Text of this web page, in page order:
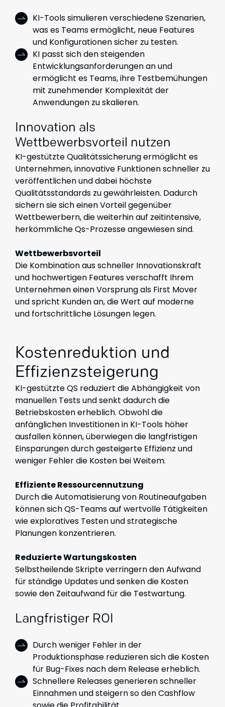
KI-Tools simulieren verschiedene Szenarien,
was es Teams ermöglicht, neue Features
und Konfigurationen sicher zu testen.
KI passt sich den steigenden
Entwicklungsanforderungen an und
ermöglicht es Teams, ihre Testbemühungen
mit zunehmender Komplexität der
Anwendungen zu skalieren.
Innovation als
Wettbewerbsvorteil nutzen
KI-gestützte Qualitätssicherung ermöglicht es
Unternehmen, innovative Funktionen schneller zu
veröffentlichen und dabei höchste
Qualitätsstandards zu gewährleisten. Dadurch
sichern sie sich einen Vorteil gegenüber
Wettbewerbern, die weiterhin auf zeitintensive,
herkömmliche Qs-Prozesse angewiesen sind.
Wettbewerbsvorteil
Die Kombination aus schneller Innovationskraft
und hochwertigen Features verschafft Ihrem
Unternehmen einen Vorsprung als First Mover
und spricht Kunden an, die Wert auf moderne
und fortschrittliche Lösungen legen.
Kostenreduktion und
Effizienzsteigerung
KI-gestützte QS reduziert die Abhängigkeit von
manuellen Tests und senkt dadurch die
Betriebskosten erheblich. Obwohl die
anfänglichen Investitionen in KI-Tools höher
ausfallen können, überwiegen die langfristigen
Einsparungen durch gesteigerte Effizienz und
weniger Fehler die Kosten bei Weitem.
Effiziente Ressourcennutzung
Durch die Automatisierung von Routineaufgaben
können sich QS-Teams auf wertvolle Tätigkeiten
wie exploratives Testen und strategische
Planungen konzentrieren.
Reduzierte Wartungskosten
Selbstheilende Skripte verringern den Aufwand
für ständige Updates und senken die Kosten
sowie den Zeitaufwand für die Testwartung.
Langfristiger ROI
Durch weniger Fehler in der
Produktionsphase reduzieren sich die Kosten
für Bug-Fixes nach dem Release erheblich.
Schnellere Releases generieren schneller
Einnahmen und steigern so den Cashflow